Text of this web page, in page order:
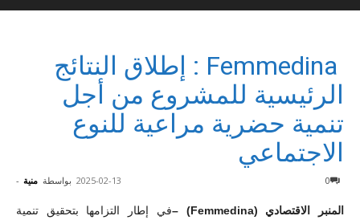
Femmedina : إطلاق النتائج
الرئيسية للمشروع من أجل
تنمية حضرية مراعية للنوع
الاجتماعي
بواسطة منية - 2025-02-13 0
المنبر الاقتصادي (Femmedina) –
في إطار التزامها بتحقيق تنمية